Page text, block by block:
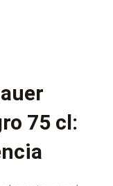
75 cl: